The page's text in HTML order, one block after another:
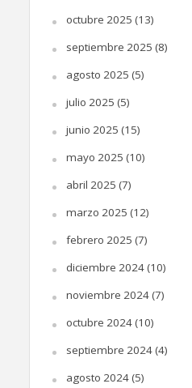
octubre 2025 (13)
septiembre 2025 (8)
agosto 2025 (5)
julio 2025 (5)
junio 2025 (15)
mayo 2025 (10)
abril 2025 (7)
marzo 2025 (12)
febrero 2025 (7)
diciembre 2024(10)
noviembre 2024(7)
octubre 2024(10)
septiembre 2024(4)
agosto 2024(5)